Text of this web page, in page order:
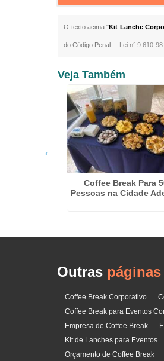
O texto acima "Kit Lanche
do Código Penal. – Lei n° 9.610-
Veja Também
Coffee Break Para
Pessoas na Cidade
Outras páginas
Coffee Break Corporativo
Coffee Break para Eventos
Empresa de Coffee Break
Kit de Lanches para Eventos
Orçamento de Coffee Break